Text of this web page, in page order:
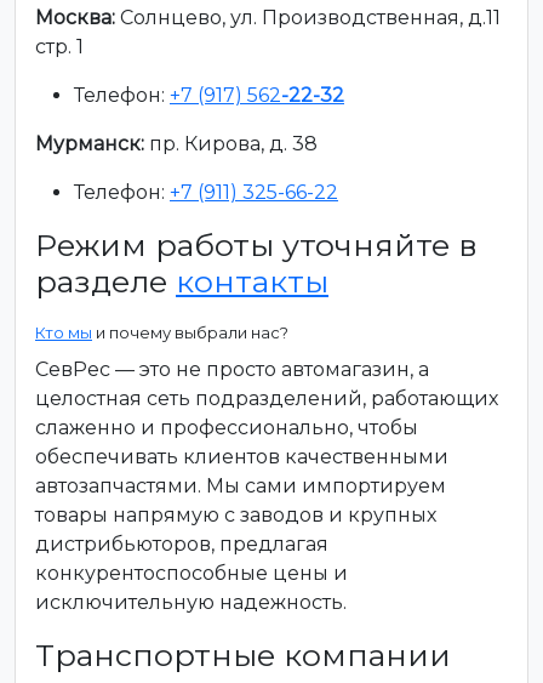
Москва: Солнцево, ул. Производственная, д.11
стр. 1
Телефон: +7 (917) 562-22-32
Мурманск: пр. Кирова, д. 38
Телефон: +7 (911) 325-66-22
Режим работы уточняйте в
разделе контакты
Кто мы и почему выбрали нас?
СевРес — это не просто автомагазин, а
целостная сеть подразделений, работающих
слаженно и профессионально, чтобы
обеспечивать клиентов качественными
автозапчастями. Мы сами импортируем
товары напрямую с заводов и крупных
дистрибьюторов, предлагая
конкурентоспособные цены и
исключительную надежность.
Транспортные компании